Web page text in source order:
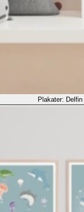
Plakater: Delfin